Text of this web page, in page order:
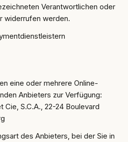
Verantwortlichen oder
widerrufen werden.
eine oder mehrere Online-
Anbieters zur Verfügung:
Cie, S.C.A., 22-24 Boulevard
des Anbieters, bei der Sie in